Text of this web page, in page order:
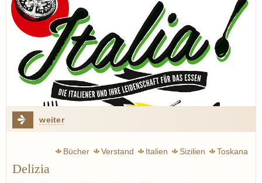
weiter
Bücher Verstand Italien Sizilien
Toskana
Delizia